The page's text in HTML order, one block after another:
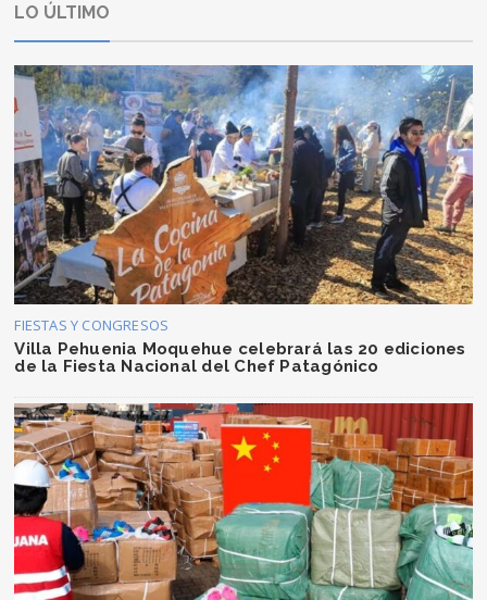
LO ÚLTIMO
FIESTAS Y CONGRESOS
Villa Pehuenia Moquehue celebrará las 20 ediciones
de la Fiesta Nacional del Chef Patagónico